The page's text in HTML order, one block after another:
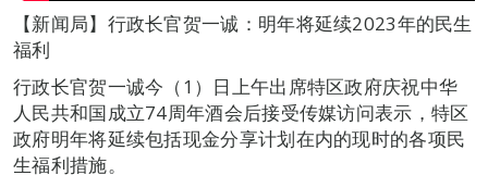
【新闻局】行政长官贺一诚：明年将延续2023年的民生
福利
行政长官贺一诚今（1）日上午出席特区政府庆祝中华
人民共和国成立74周年酒会后接受传媒访问表示，特区
政府明年将延续包括现金分享计划在内的现时的各项民
生福利措施。